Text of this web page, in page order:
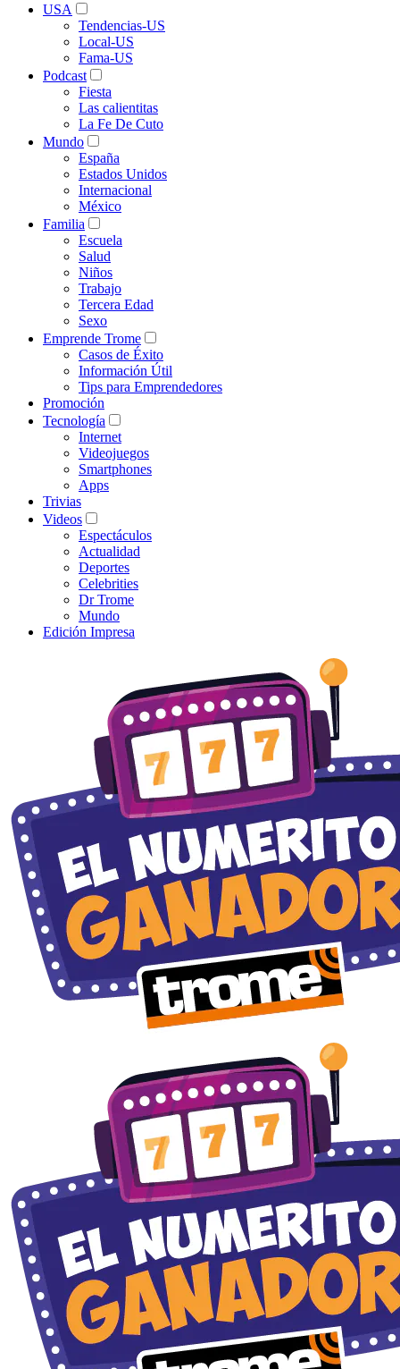
USA
Tendencias-US
Local-US
Fama-US
Podcast
Fiesta
Las calientitas
La Fe De Cuto
Mundo
España
Estados Unidos
Internacional
México
Familia
Escuela
Salud
Niños
Trabajo
Tercera Edad
Sexo
Emprende Trome
Casos de Éxito
Información Útil
Tips para Emprendedores
Promoción
Tecnología
Internet
Videojuegos
Smartphones
Apps
Trivias
Videos
Espectáculos
Actualidad
Deportes
Celebrities
Dr Trome
Mundo
Edición Impresa